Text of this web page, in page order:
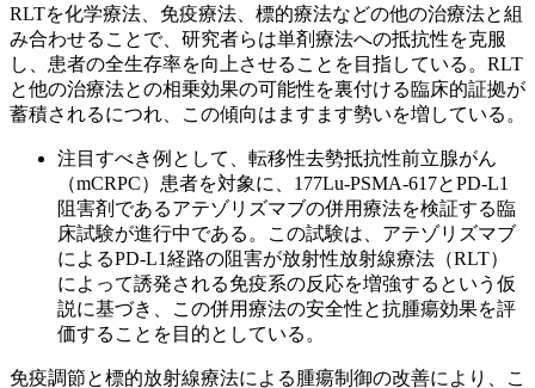
RLTを化学療法、免疫療法、標的療法などの他の治療法と組
み合わせることで、研究者らは単剤療法への抵抗性を克服
し、患者の全生存率を向上させることを目指している。RLT
と他の治療法との相乗効果の可能性を裏付ける臨床的証拠が
蓄積されるにつれ、この傾向はますます勢いを増している。
注目すべき例として、転移性去勢抵抗性前立腺がん
（mCRPC）患者を対象に、177Lu-PSMA-617とPD-L1
阻害剤であるアテゾリズマブの併用療法を検証する臨
床試験が進行中である。この試験は、アテゾリズマブ
によるPD-L1経路の阻害が放射性放射線療法（RLT）
によって誘発される免疫系の反応を増強するという仮
説に基づき、この併用療法の安全性と抗腫瘍効果を評
価することを目的としている。
免疫調節と標的放射線療法による腫瘍制御の改善により、こ